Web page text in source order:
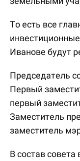
То есть все
Иванове будут
Председатель
Первый
первый
Заместитель
заместитель
В состав